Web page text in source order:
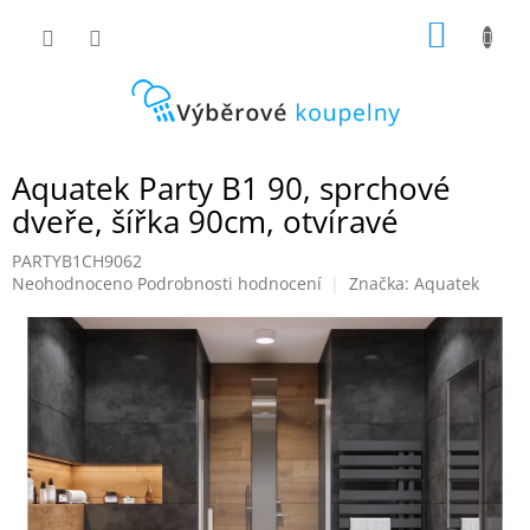
Aquatek Party B1 90, sprchové
dveře, šířka 90cm, otvíravé
PARTYB1CH9062
Průměrné
produktu
hvězdiček.
Neohodnoceno Podrobnosti hodnocení Značka: Aquatek